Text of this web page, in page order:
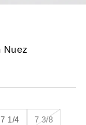
123
Nuez
7 1/4 7 3/8